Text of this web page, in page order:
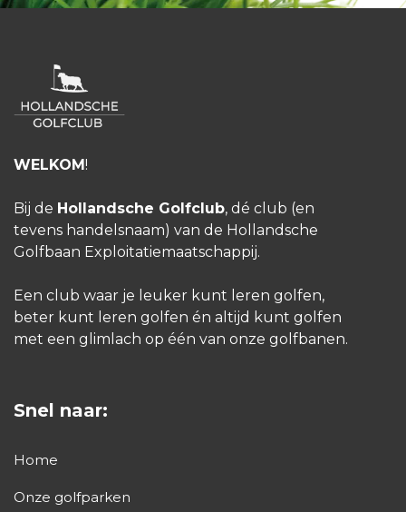
WELKOM!
Bij de Hollandsche Golfclub, dé club (en
tevens handelsnaam) van de Hollandsche
Golfbaan Exploitatiemaatschappij.
Een club waar je leuker kunt leren golfen,
beter kunt leren golfen én altijd kunt golfen
met een glimlach op één van onze golfbanen.
Snel naar:
Home
Onze golfparken